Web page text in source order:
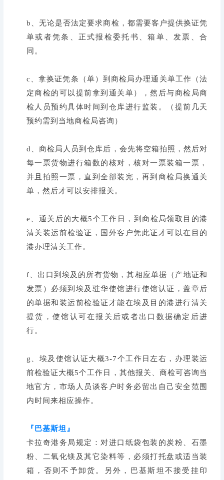
b、无论是否法定要求商检，都需要客户提供换证凭
单或者凭条、正式报检委托书、箱单、发票、合
同。
c、拿换证凭条（单）到商检局办理通关单工作（法
定商检的可以提前拿到通关单），然后与商检局商
检人员预约具体时间到仓库进行监装。（提前几天
预约需到当地商检局咨询）
d、商检局人员到仓库后，会先将空箱拍照，然后对
每一票货物进行箱数的核对，核对一票装箱一票，
并且拍照一票，直到全部装完，再到商检局换通关
单，然后才可以安排报关。
e、通关后的大概5个工作日，到商检局领取目的港
清关装运前检验证，国外客户凭此证才可以在目的
港办理清关工作。
f、出口到埃及的所有货物，其相应单据（产地证和
发票）必须到埃及驻华使馆进行使馆认证，盖章后
的单据和装运前检验证才能在埃及目的港进行清关
提货，使馆认可在报关后或者出口数据确定后进
行。
g、埃及使馆认证大概3-7个工作日左右，办理装运
前检验证大概5个工作日，其他报关、商检可咨询当
地官方，市场人员谈客户时务必留出自己安全范围
内时间来相应操作。
『巴基斯坦』
卡拉奇港务局规定：对进口纸袋包装的炭粉、石墨
粉、二氧化镁及其它染料等，必须打托盘或适当装
箱，否则不予卸货。另外，巴基斯坦不接受挂印